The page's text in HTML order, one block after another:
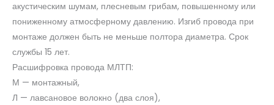
акустическим шумам, плесневым грибам, повышенному или
пониженному атмосферному давлению. Изгиб провода при
монтаже должен быть не меньше полтора диаметра. Срок
службы 15 лет.
Расшифровка провода МЛТП:
М — монтажный,
Л — лавсановое волокно (два слоя),